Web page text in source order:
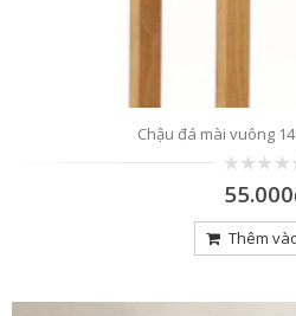
Chậu đá mài vuông
trên
55.000
Thêm